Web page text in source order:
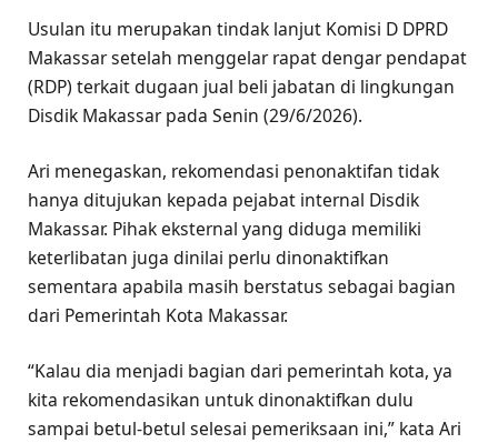
Usulan itu merupakan tindak lanjut Komisi D DPRD
Makassar setelah menggelar rapat dengar pendapat
(RDP) terkait dugaan jual beli jabatan di lingkungan
Disdik Makassar pada Senin (29/6/2026).
Ari menegaskan, rekomendasi penonaktifan tidak
hanya ditujukan kepada pejabat internal Disdik
Makassar. Pihak eksternal yang diduga memiliki
keterlibatan juga dinilai perlu dinonaktifkan
sementara apabila masih berstatus sebagai bagian
dari Pemerintah Kota Makassar.
“Kalau dia menjadi bagian dari pemerintah kota, ya
kita rekomendasikan untuk dinonaktifkan dulu
sampai betul-betul selesai pemeriksaan ini,” kata Ari